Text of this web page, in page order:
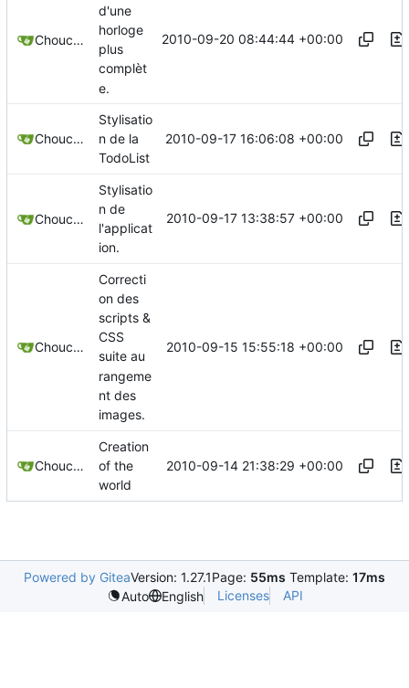
Chouchen
d'une
horloge
plus
complèt
e.
2010-09-20 08:44:44 +00:00
Chouchen
Stylisatio
n de la
TodoList
2010-09-17 16:06:08 +00:00
Chouchen
Stylisatio
n de
l'applicat
ion.
2010-09-17 13:38:57 +00:00
Chouchen
Correcti
on des
scripts &
CSS
suite au
rangeme
nt des
images.
2010-09-15 15:55:18 +00:00
Chouchen
Creation
of the
world
2010-09-14 21:38:29 +00:00
Powered by GiteaVersion: 1.27.1Page: 55ms Template: 17ms
Auto
English Licenses API